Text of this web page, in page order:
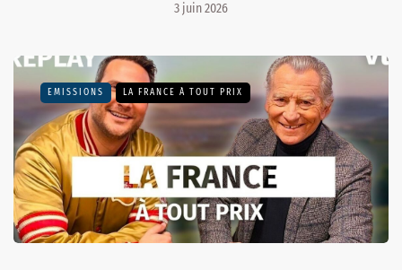
3 juin 2026
EMISSIONS LA FRANCE À TOUT PRIX